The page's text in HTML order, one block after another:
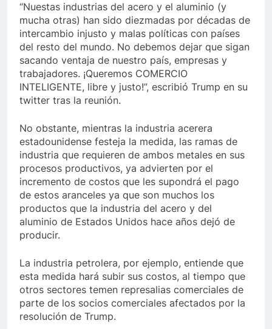
“Nuestas industrias del acero y el aluminio (y
mucha otras) han sido diezmadas por décadas de
intercambio injusto y malas políticas con países
del resto del mundo. No debemos dejar que sigan
sacando ventaja de nuestro país, empresas y
trabajadores. ¡Queremos COMERCIO
INTELIGENTE, libre y justo!”, escribió Trump en su
twitter tras la reunión.
No obstante, mientras la industria acerera
estadounidense festeja la medida, las ramas de
industria que requieren de ambos metales en sus
procesos productivos, ya advierten por el
incremento de costos que les supondrá el pago
de estos aranceles ya que son muchos los
productos que la industria del acero y del
aluminio de Estados Unidos hace años dejó de
producir.
La industria petrolera, por ejemplo, entiende que
esta medida hará subir sus costos, al tiempo que
otros sectores temen represalias comerciales de
parte de los socios comerciales afectados por la
resolución de Trump.